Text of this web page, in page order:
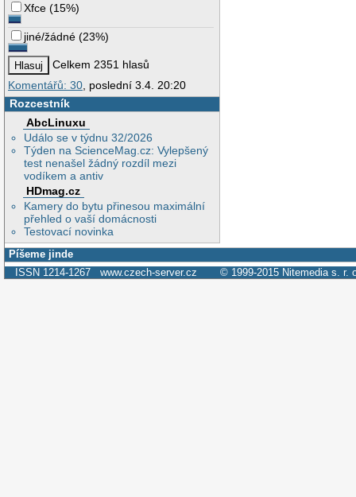
Xfce (15%)
jiné/žádné (23%)
Celkem 2351 hlasů
Komentářů: 30 , poslední 3.4. 20:20
Rozcestník
AbcLinuxu
Událo se v týdnu 32/2026
Týden na ScienceMag.cz: Vylepšený
test nenašel žádný rozdíl mezi
vodíkem a antiv
HDmag.cz
Kamery do bytu přinesou maximální
přehled o vaší domácnosti
Testovací novinka
Píšeme jinde
ISSN 1214-1267 www.czech-server.cz © 1999-2015 Nitemedia s. r.